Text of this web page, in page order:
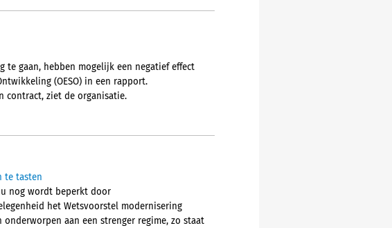
te gaan, hebben mogelijk een negatief effect
(OESO) in een rapport.
contract, ziet de organisatie.
te tasten
nog wordt beperkt door
het Wetsvoorstel modernisering
aan een strenger regime, zo staat